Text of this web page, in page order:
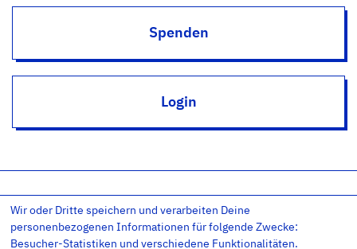
Spenden
Login
Impressum Datenschutz
Datenschutz-Einstellungen
AGB
Kontakt RSS Newsletter
Wir oder Dritte speichern und verarbeiten Deine
personenbezogenen Informationen für folgende Zwecke:
Besucher-Statistiken und verschiedene Funktionalitäten.